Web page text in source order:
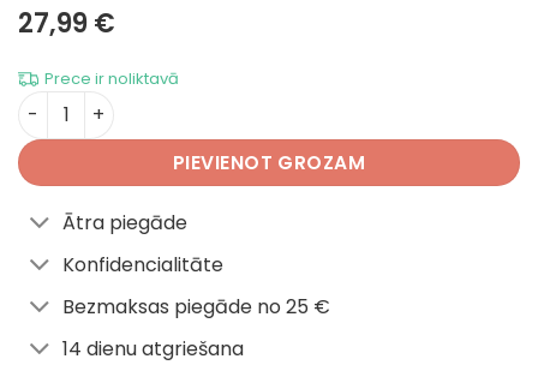
27,99€
Prece ir noliktavā
SUBBLIME Long Sleeve Nichtgown With Floral Design
PIEVIENOT GROZAM
Ātra piegāde
Konfidencialitāte
Bezmaksas piegāde no 25 €
14 dienu atgriešana